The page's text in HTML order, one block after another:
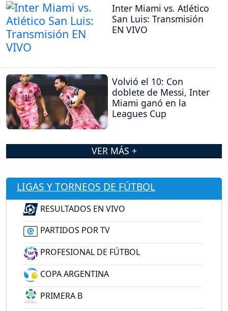
Inter Miami vs. Atlético
San Luis: Transmisión
EN VIVO
Volvió el 10: Con
doblete de Messi, Inter
Miami ganó en la
Leagues Cup
VER MÁS +
LIGAS Y TORNEOS DE FÚTBOL
RESULTADOS EN VIVO
PARTIDOS POR TV
PROFESIONAL DE FÚTBOL
COPA ARGENTINA
PRIMERA B